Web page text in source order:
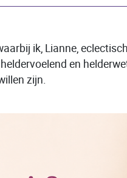
ik, Lianne,
en
zijn.